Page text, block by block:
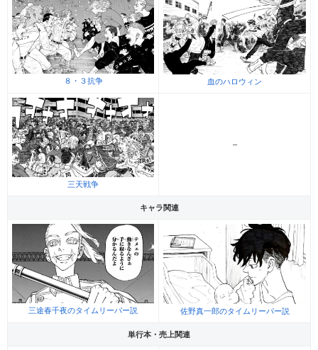
８・３抗争 血のハロウィン
三天戦争
–
キャラ関連
三途春千夜のタイムリーパー説 佐野真一郎のタイムリーパー説
単行本・売上関連